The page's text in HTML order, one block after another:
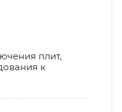
плит,
к